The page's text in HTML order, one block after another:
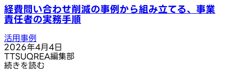
経費問い合わせ削減の事例から組み立てる、事業
責任者の実務手順
活用事例
2026年4月4日
TTSUQREA編集部
続きを読む